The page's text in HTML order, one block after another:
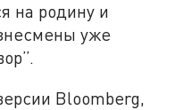
на родину и
уже
Bloomberg,